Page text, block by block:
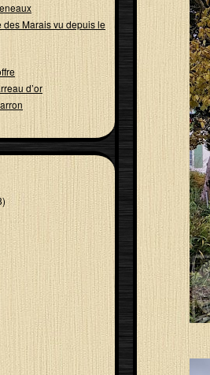
des Marais vu depuis le
d’or